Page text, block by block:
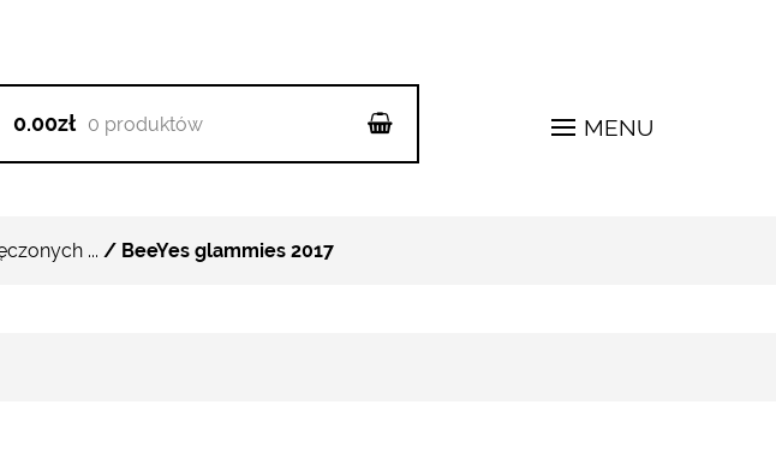
0.00zł 0 produktów MENU
... / BeeYes glammies 2017